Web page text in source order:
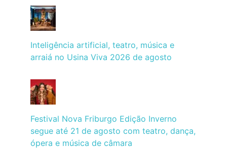
Inteligência artificial, teatro, música e
arraiá no Usina Viva 2026 de agosto
Festival Nova Friburgo Edição Inverno
segue até 21 de agosto com teatro, dança,
ópera e música de câmara